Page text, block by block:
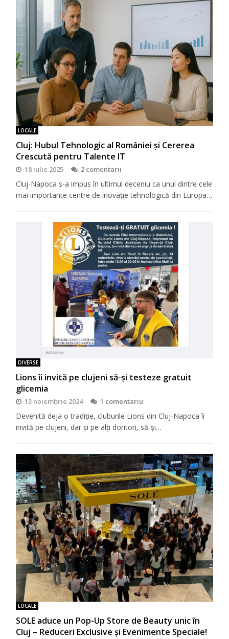
LOCALE
Cluj: Hubul Tehnologic al României și Cererea
Crescută pentru Talente IT
18 iulie 2025 2 comentarii
Cluj-Napoca s-a impus în ultimul deceniu ca unul dintre cele
mai importante centre de inovație tehnologică din Europa…
DIVERSE
Lions îi invită pe clujeni să-şi testeze gratuit
glicemia
13 noiembrie 2024 1 comentariu
Devenită deja o tradiţie, cluburile Lions din Cluj-Napoca îi
invită pe clujeni, dar şi pe alţi doritori, să-şi…
LOCALE
SOLE aduce un Pop-Up Store de Beauty unic în
Cluj – Reduceri Exclusive și Evenimente Speciale!